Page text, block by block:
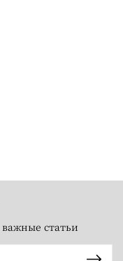
статьи